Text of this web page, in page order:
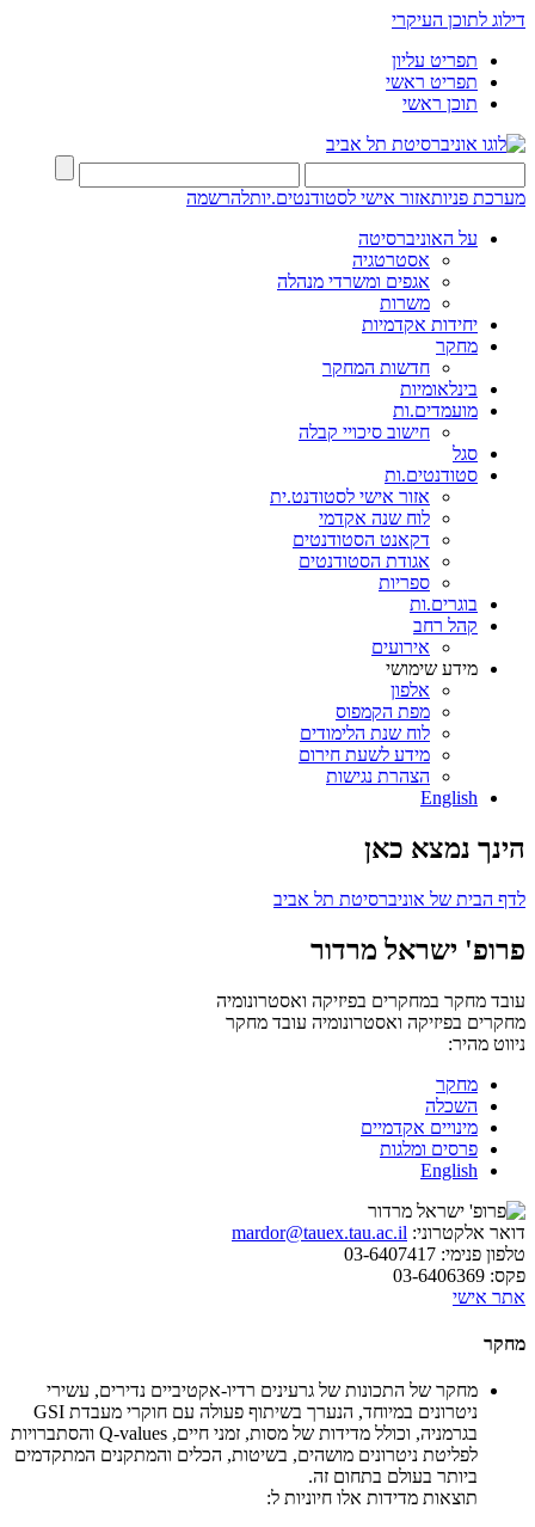
דילוג לתוכן העיקרי
תפריט עליון
תפריט ראשי
תוכן ראשי
מערכת פניותאזור אישי לסטודנטים.יותלהרשמה
על האוניברסיטה
אסטרטגיה
אגפים ומשרדי מנהלה
משרות
יחידות אקדמיות
מחקר
חדשות המחקר
בינלאומיות
מועמדים.ות
חישוב סיכויי קבלה
סגל
סטודנטים.ות
אזור אישי לסטודנט.ית
לוח שנה אקדמי
דקאנט הסטודנטים
אגודת הסטודנטים
ספריות
בוגרים.ות
קהל רחב
אירועים
מידע שימושי
אלפון
מפת הקמפוס
לוח שנת הלימודים
מידע לשעת חירום
הצהרת נגישות
English
הינך נמצא כאן
לדף הבית של אוניברסיטת תל אביב
פרופ' ישראל מרדור
עובד מחקר במחקרים בפיזיקה ואסטרונומיה
מחקרים בפיזיקה ואסטרונומיה עובד מחקר
ניווט מהיר:
מחקר
השכלה
מינויים אקדמיים
פרסים ומלגות
English
דואר אלקטרוני: mardor@tauex.tau.ac.il
טלפון פנימי:
פקס:
אתר אישי
מחקר
מחקר של התכונות של גרעינים רדיו-אקטיביים נדירים, עשירי
ניטרונים במיוחד, הנערך בשיתוף פעולה עם חוקרי מעבדת GSI
בגרמניה, וכולל מדידות של מסות, זמני חיים, Q-values והסתברויות
לפליטת ניטרונים מושהים, בשיטות, הכלים והמתקנים המתקדמים
ביותר בעולם בתחום זה.
תוצאות מדידות אלו חיוניות ל: